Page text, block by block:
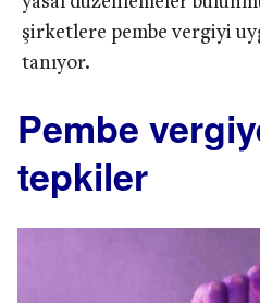
şirketlere pembe vergiyi
tanıyor.
Pembe
tepkiler